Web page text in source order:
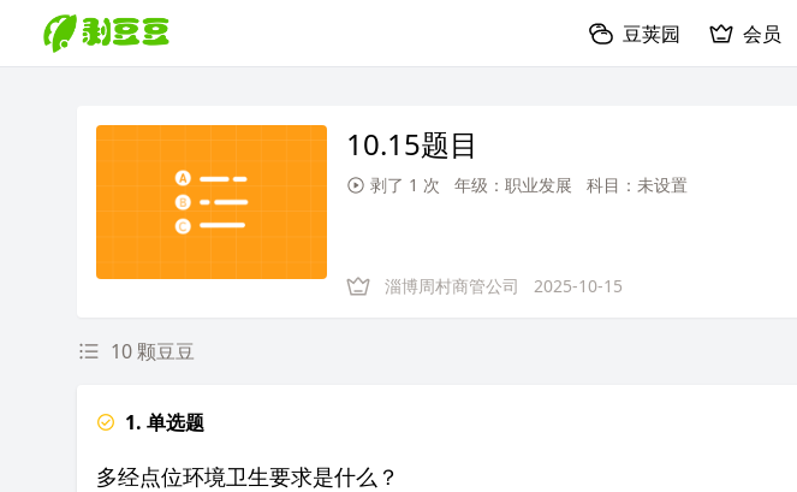
豆荚园 会员
10.15题目
剥了 1 次 年级：职业发展 科目：未设置
淄博周村商管公司 2025-10-15
10 颗豆豆
1. 单选题
多经点位环境卫生要求是什么？